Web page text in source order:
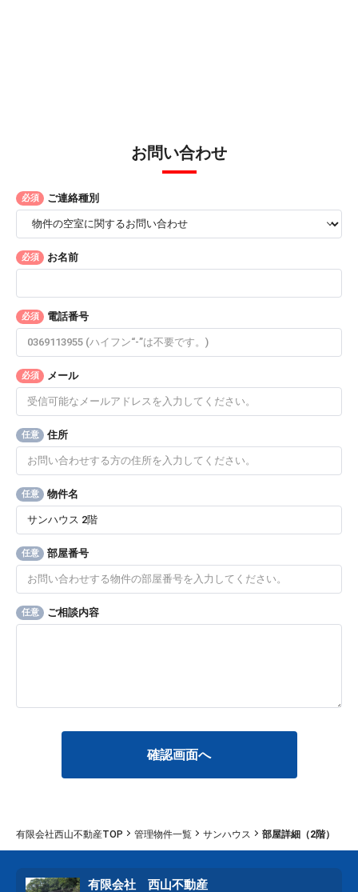
お問い合わせ
必須 ご連絡種別
必須 お名前
必須 電話番号
必須 メール
任意 住所
任意 物件名
任意 部屋番号
任意 ご相談内容
有限会社西山不動産TOP 管理物件一覧 サンハウス 部屋詳細（2階）
有限会社 西山不動産